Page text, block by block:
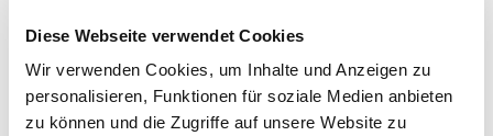
Diese Webseite verwendet Cookies
Wir verwenden Cookies, um Inhalte und Anzeigen zu
personalisieren, Funktionen für soziale Medien anbieten
zu können und die Zugriffe auf unsere Website zu
Frage dich: Was tut mir jetzt gut?